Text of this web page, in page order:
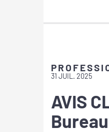
31 JUIL. 2025
AVIS